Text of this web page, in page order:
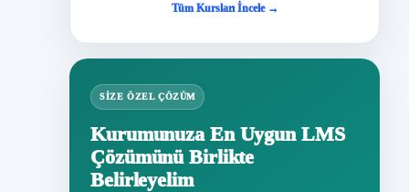
Tüm Kursları İncele →
SIZE ÖZEL ÇÖZÜM
Kurumunuza En Uygun LMS
Çözümünü Birlikte
Belirleyelim